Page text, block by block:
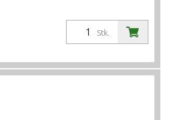
Stk.